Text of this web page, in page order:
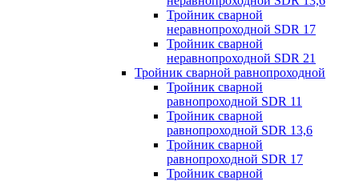
Тройник сварной
неравнопроходной SDR 17
Тройник сварной
неравнопроходной SDR 21
Тройник сварной равнопроходной
Тройник сварной
равнопроходной SDR 11
Тройник сварной
равнопроходной SDR 13,6
Тройник сварной
равнопроходной SDR 17
Тройник сварной